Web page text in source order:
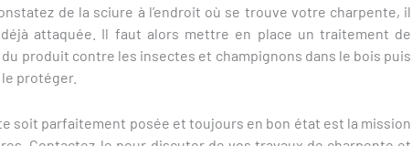
de la sciure à l’endroit où se trouve votre charpente, il
attaquée. Il faut alors mettre en place un traitement de
produit contre les insectes et champignons dans le bois puis
protéger.
soit parfaitement posée et toujours en bon état est la mission